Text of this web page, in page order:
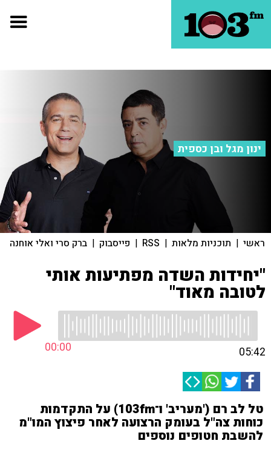
ינון מגל ובן כספית
ראשי | תוכניות מלאות |
RSS
| פייסבוק | ברק סרי ואלי אוחנה
"יחידות השדה מפתיעות אותי
לטובה מאוד"
00:00 05:42
טל לב רם ('מעריב' ו־103fm) על התקדמות
כוחות צה"ל בעומק הרצועה לאחר פיצוץ המו"מ
להשבת חטופים נוספים